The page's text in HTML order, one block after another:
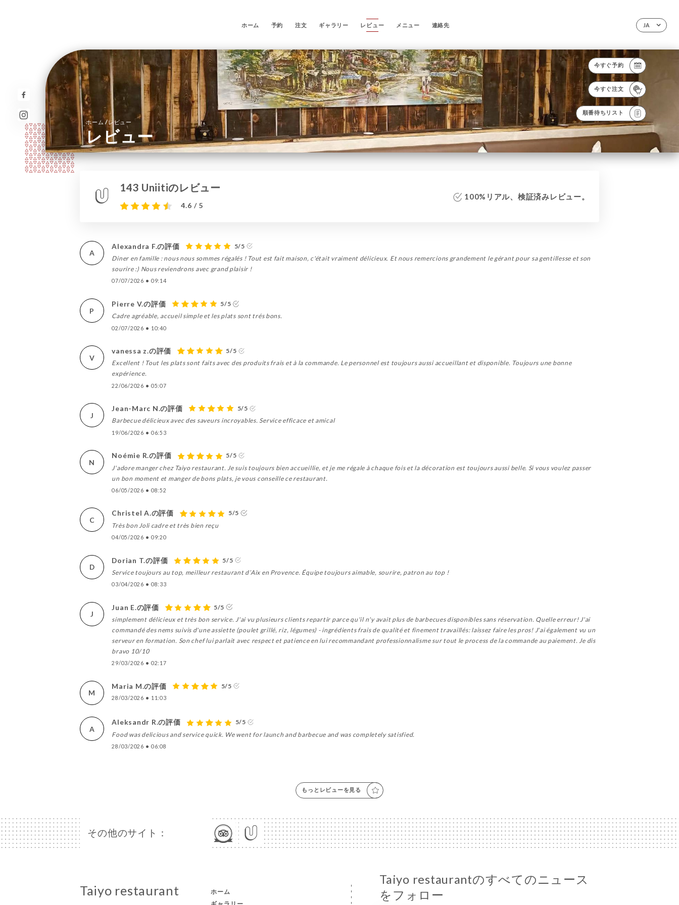
JA
ホーム 予約 注文 ギャラリー レビュー メニュー 連絡先
今すぐ予約
今すぐ注文
順番待ちリスト
ホーム/レビュー
レビュー
143 Uniitiのレビュー
4.6 / 5
100%リアル、検証済みレビュー。
A
Alexandra F.の評価
5/5
Diner en famille : nous nous sommes régalés ! Tout est fait maison, c'était vraiment délicieux. Et nous remercions grandement le gérant pour sa gentillesse et son
sourire :) Nous reviendrons avec grand plaisir !
07/07/2026 • 09:14
P
Pierre V.の評価
5/5
Cadre agréable, accueil simple et les plats sont trés bons.
02/07/2026 • 10:40
V
vanessa z.の評価
5/5
Excellent ! Tout les plats sont faits avec des produits frais et à la commande. Le personnel est toujours aussi accueillant et disponible. Toujours une bonne
expérience.
22/06/2026 • 05:07
J
Jean-Marc N.の評価
5/5
Barbecue délicieux avec des saveurs incroyables. Service efficace et amical
19/06/2026 • 06:53
N
Noémie R.の評価
5/5
J'adore manger chez Taiyo restaurant. Je suis toujours bien accueillie, et je me régale à chaque fois et la décoration est toujours aussi belle. Si vous voulez passer
un bon moment et manger de bons plats, je vous conseille ce restaurant.
06/05/2026 • 08:52
C
Christel A.の評価
5/5
Très bon Joli cadre et très bien reçu
04/05/2026 • 09:20
D
Dorian T.の評価
5/5
Service toujours au top, meilleur restaurant d’Aix en Provence. Équipe toujours aimable, sourire, patron au top !
03/04/2026 • 08:33
J
Juan E.の評価
5/5
simplement délicieux et très bon service. J'ai vu plusieurs clients repartir parce qu'il n'y avait plus de barbecues disponibles sans réservation. Quelle erreur! J'ai
commandé des nems suivis d'une assiette (poulet grillé, riz, légumes) - ingrédients frais de qualité et finement travaillés: laissez faire les pros! J'ai également vu un
serveur en formation. Son chef lui parlait avec respect et patience en lui recommandant professionnalisme sur tout le process de la commande au paiement. Je dis
bravo 10/10
29/03/2026 • 02:17
M
Maria M.の評価 5/5
28/03/2026 • 11:03
A
Aleksandr R.の評価
5/5
Food was delicious and service quick. We went for launch and barbecue and was completely satisfied.
28/03/2026 • 06:08
もっとレビューを見る
その他のサイト：
Taiyo restaurant
ホーム
Taiyo restaurantのすべてのニュース
をフォロー